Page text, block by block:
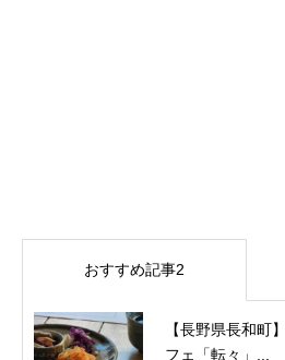
おすすめ記事2
【長野県長和町
フェ「転々」...